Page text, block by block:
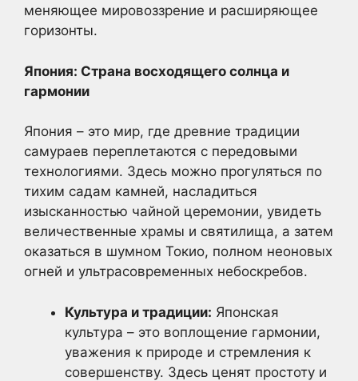
меняющее мировоззрение и расширяющее
горизонты.
Япония: Страна восходящего солнца и
гармонии
Япония – это мир, где древние традиции
самураев переплетаются с передовыми
технологиями. Здесь можно прогуляться по
тихим садам камней, насладиться
изысканностью чайной церемонии, увидеть
величественные храмы и святилища, а затем
оказаться в шумном Токио, полном неоновых
огней и ультрасовременных небоскребов.
Культура и традиции: Японская
культура – это воплощение гармонии,
уважения к природе и стремления к
совершенству. Здесь ценят простоту и